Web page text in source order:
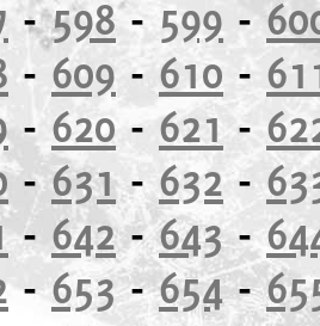
-598-599 -
- 609 - 610 -
-620 - 621 -
-631- 632-
- 642-643-
-653-654-